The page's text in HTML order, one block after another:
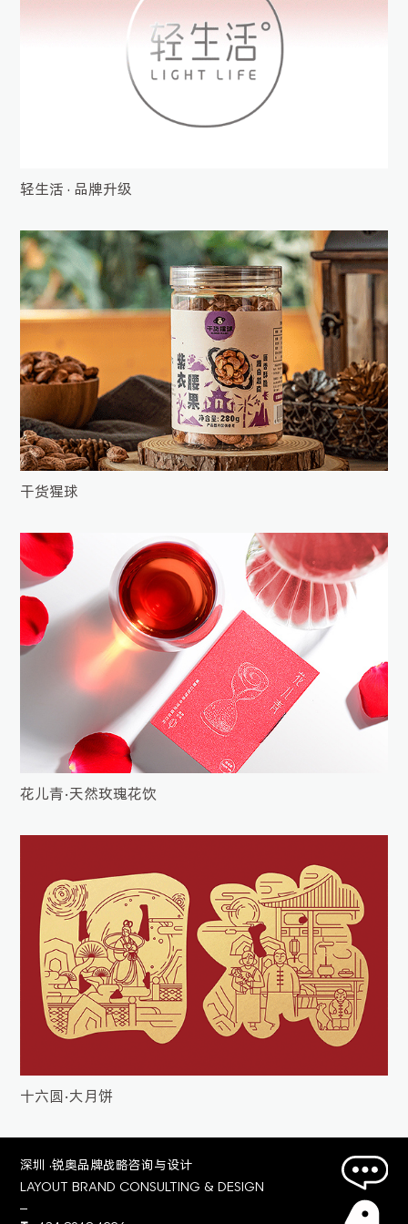
轻生活 · 品牌升级
干货猩球
花儿青•天然玫瑰花饮
十六圆•大月饼
深圳 ·锐奥品牌战略咨询与设计
LAYOUT BRAND CONSULTING & DESIGN